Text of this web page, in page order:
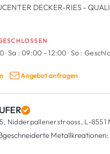
DECKER-RIES -
·Sa : 09:00 - 12:00·So :
Angebot anfragen
5, Nidderpallenerstrooss, L-8551